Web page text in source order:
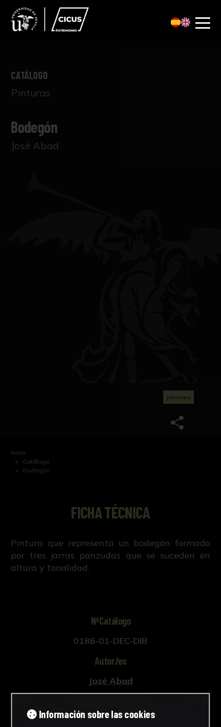
CATÁLOGO
Pinturas
Bodegón
José Abad
Jarrones
Inicio
Catálogo
Bodegón
FICHA TÉCNICA
Pintura que representa un bodegón formado
por tres jarras panzudas que se suceden en
altura y tonalidad.
NºCatálogo
0186-01-DEC-DIB
Autor/es
José Abad
Pinturas
Información sobre las cookies